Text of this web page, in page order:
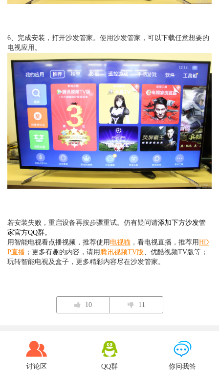
6、完成安装，打开沙发管家。使用沙发管家，可以下载任意想要的
电视应用。
若安装失败，重启设备再按步骤重试。仍有疑问请添加下方沙发管
家官方QQ群。
用智能电视看点播视频，推荐使用 电视猫 ，看电视直播，推荐用HD
P直播 ；更多有趣的内容，请用 腾讯视频TV版 、优酷视频TV版等；
玩转智能电视及盒子，更多精彩内容尽在沙发管家。
10 11
讨论区 QQ群 你问我答